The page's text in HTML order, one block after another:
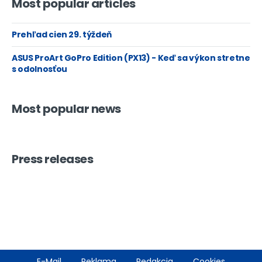
Most popular articles
Prehľad cien 29. týždeň
ASUS ProArt GoPro Edition (PX13) - Keď sa výkon stretne
s odolnosťou
Most popular news
Press releases
Footer